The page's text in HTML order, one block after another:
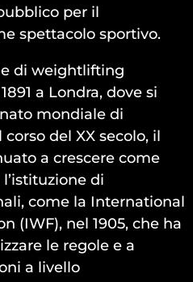
per il
spettacolo sportivo.
di weightlifting
a Londra, dove si
mondiale di
del XX secolo, il
a crescere come
di
come la International
(IWF), nel 1905, che ha
le regole e a
a livello